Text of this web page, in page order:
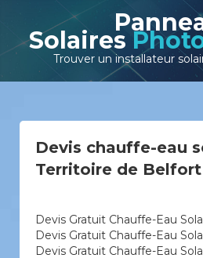
Solaires
Trouver un installateur
Devis chauffe-eau
Territoire de
Devis Gratuit Chauffe-Eau
Devis Gratuit Chauffe-Eau
Devis Gratuit Chauffe-Eau